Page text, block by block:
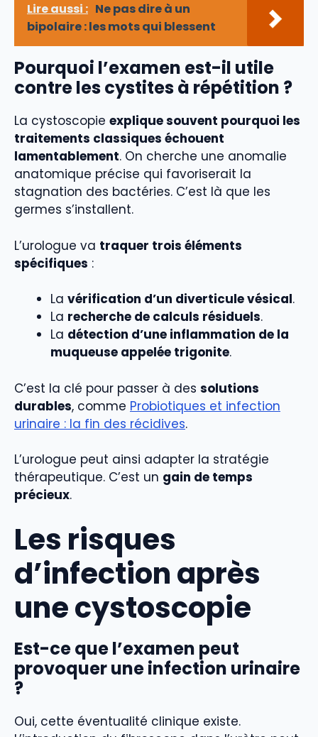
Lire aussi : Ne pas dire à un
bipolaire : les mots qui blessent
Pourquoi l’examen est-il utile
contre les cystites à répétition ?
La cystoscopie explique souvent pourquoi les
traitements classiques échouent
lamentablement. On cherche une anomalie
anatomique précise qui favoriserait la
stagnation des bactéries. C’est là que les
germes s’installent.
L’urologue va traquer trois éléments
spécifiques :
La vérification d’un diverticule vésical.
La recherche de calculs résiduels.
La détection d’une inflammation de la
muqueuse appelée trigonite.
C’est la clé pour passer à des solutions
durables, comme Probiotiques et infection
urinaire : la fin des récidives.
L’urologue peut ainsi adapter la stratégie
thérapeutique. C’est un gain de temps
précieux.
Les risques
d’infection après
une cystoscopie
Est-ce que l’examen peut
provoquer une infection urinaire
?
Oui, cette éventualité clinique existe.